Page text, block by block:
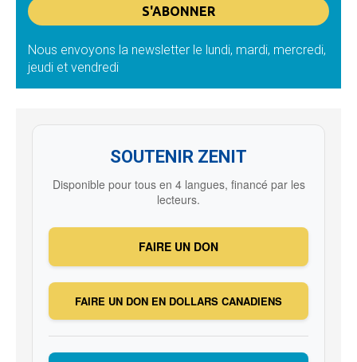
Nous envoyons la newsletter le lundi, mardi, mercredi,
jeudi et vendredi
SOUTENIR ZENIT
Disponible pour tous en 4 langues, financé par les
lecteurs.
FAIRE UN DON
FAIRE UN DON EN DOLLARS CANADIENS